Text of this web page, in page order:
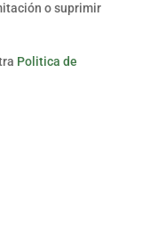
o suprimir
Politica de